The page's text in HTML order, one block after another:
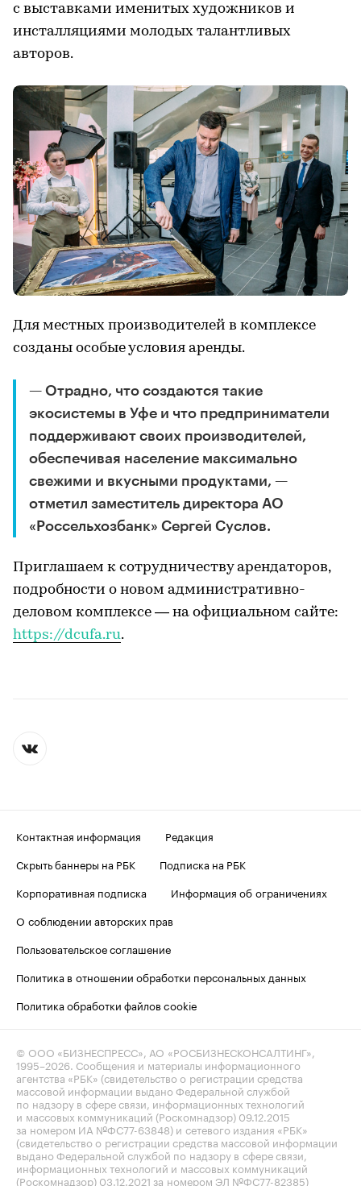
с выставками именитых художников и
инсталляциями молодых талантливых
авторов.
Для местных производителей в комплексе
созданы особые условия аренды.
— Отрадно, что создаются такие
экосистемы в Уфе и что предприниматели
поддерживают своих производителей,
обеспечивая население максимально
свежими и вкусными продуктами, —
отметил заместитель директора АО
«Россельхозбанк» Сергей Суслов.
Приглашаем к сотрудничеству арендаторов,
подробности о новом административно-
деловом комплексе — на официальном сайте:
https://dcufa.ru.
Контактная информация
Редакция
Скрыть баннеры на РБК
Подписка на РБК
Корпоративная подписка
Информация об ограничениях
О соблюдении авторских прав
Пользовательское соглашение
Политика в отношении обработки персональных данных
Политика обработки файлов cookie
© ООО «БИЗНЕСПРЕСС», АО «РОСБИЗНЕСКОНСАЛТИНГ»,
1995–2026 . Сообщения и материалы информационного
агентства «РБК» (свидетельство о регистрации средства
массовой информации выдано Федеральной службой
по надзору в сфере связи, информационных технологий
и массовых коммуникаций (Роскомнадзор) 09.12.2015
за номером ИА №ФС77-63848) и сетевого издания «РБК»
(свидетельство о регистрации средства массовой информации
выдано Федеральной службой по надзору в сфере связи,
информационных технологий и массовых коммуникаций
(Роскомнадзор) 03.12.2021 за номером ЭЛ №ФС77-82385)